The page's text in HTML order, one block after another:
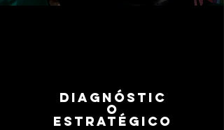
Diagnóstic
o
estratégico